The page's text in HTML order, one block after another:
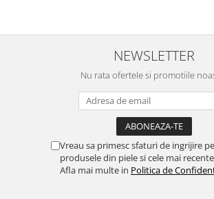
NEWSLETTER
Nu rata ofertele si promotiile
Vreau sa primesc sfaturi de ingrijire
produsele din piele si cele mai
Afla mai multe in Politica de